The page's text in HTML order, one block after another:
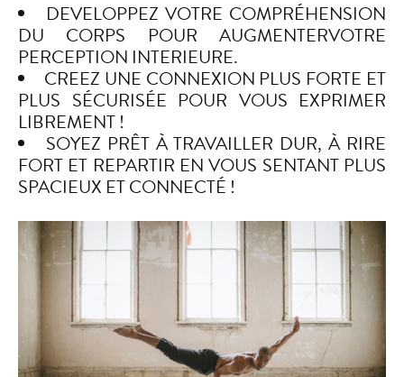
DEVELOPPEZ VOTRE COMPRÉHENSION
DU CORPS POUR AUGMENTERVOTRE
PERCEPTION INTERIEURE.
CREEZ UNE CONNEXION PLUS FORTE ET
PLUS SÉCURISÉE POUR VOUS EXPRIMER
LIBREMENT !
SOYEZ PRÊT À TRAVAILLER DUR, À RIRE
FORT ET REPARTIR EN VOUS SENTANT PLUS
SPACIEUX ET CONNECTÉ !